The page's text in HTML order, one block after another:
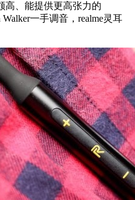
高、能提供更高张力的
一手调音，realme灵耳